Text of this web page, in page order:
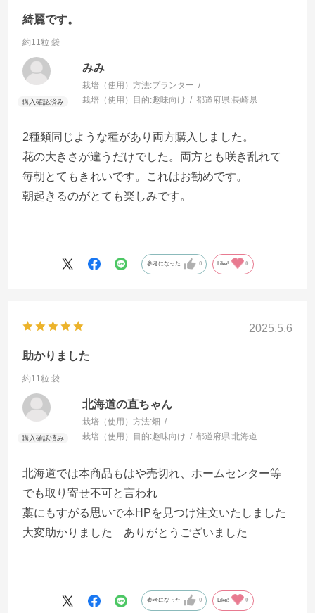
綺麗です。
約11粒 袋
みみ
栽培（使用）方法:プランター
栽培（使用）目的:趣味向け 都道府県:長崎県
2種類同じような種があり両方購入しました。
花の大きさが違うだけでした。両方とも咲き乱れて
毎朝とてもきれいです。これはお勧めです。
朝起きるのがとても楽しみです。
参考になった 0 Like! 0
2025.5.6
助かりました
約11粒 袋
北海道の直ちゃん
栽培（使用）方法:畑
栽培（使用）目的:趣味向け 都道府県:北海道
北海道では本商品もはや売切れ、ホームセンター等
でも取り寄せ不可と言われ
藁にもすがる思いで本HPを見つけ注文いたしました
大変助かりました ありがとうございました
参考になった 0 Like! 0